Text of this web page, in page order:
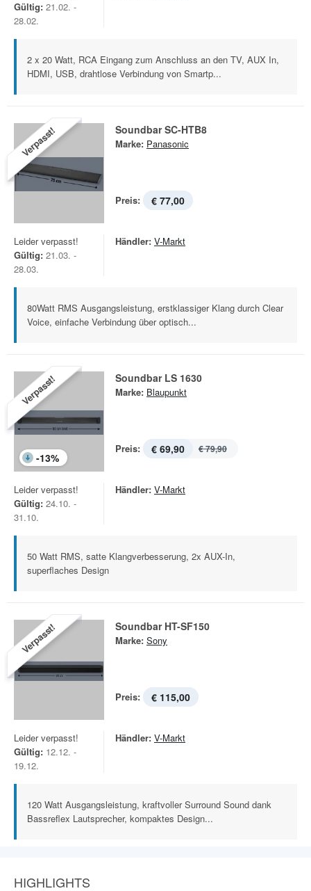
Gültig: 21.02. -
28.02.
2 x 20 Watt, RCA Eingang zum Anschluss an den TV, AUX In,
HDMI, USB, drahtlose Verbindung von Smartp...
Verpasst! Soundbar SC-HTB8
Marke: Panasonic
Preis: € 77,00
Leider verpasst!
Gültig: 21.03. -
28.03.
Händler: V-Markt
80Watt RMS Ausgangsleistung, erstklassiger Klang durch Clear
Voice, einfache Verbindung über optisch...
Verpasst!
-13%
Soundbar LS 1630
Marke: Blaupunkt
Preis: € 69,90 € 79,90
Leider verpasst!
Gültig: 24.10. -
31.10.
Händler: V-Markt
50 Watt RMS, satte Klangverbesserung, 2x AUX-In,
superflaches Design
Verpasst! Soundbar HT-SF150
Marke: Sony
Preis: € 115,00
Leider verpasst!
Gültig: 12.12. -
19.12.
Händler: V-Markt
120 Watt Ausgangsleistung, kraftvoller Surround Sound dank
Bassreflex Lautsprecher, kompaktes Design...
HIGHLIGHTS